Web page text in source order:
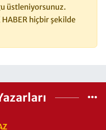
üstleniyorsunuz.
hiçbir şekilde